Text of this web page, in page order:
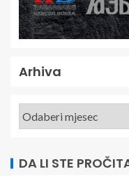
Arhiva
DA LI STE